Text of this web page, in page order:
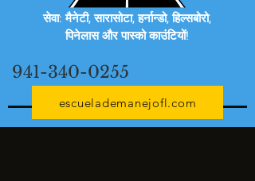
सेवा: मैनेटी, सारासोटा, हर्नान्डो, हिल्सबोरो,
पिनेलास और पास्को काउंटियों!
941-340-0255
escuelademanejofl.com